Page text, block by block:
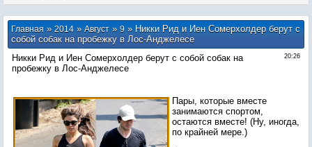
Главная»2014 » Август » 9» Никки Рид и Иен Сомерхолдер берут с
собой собак на пробежку в Лос-Анджелесе
20:26
Никки Рид и Иен Сомерхолдер берут с собой собак на
пробежку в Лос-Анджелесе
Пары, которые вместе
занимаются спортом,
остаются вместе! (Ну, иногда,
по крайней мере.)